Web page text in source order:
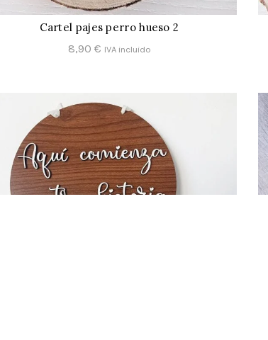
CONFIGURAR
Cartel pajes perro hueso 2
8,90 € IVA incluido